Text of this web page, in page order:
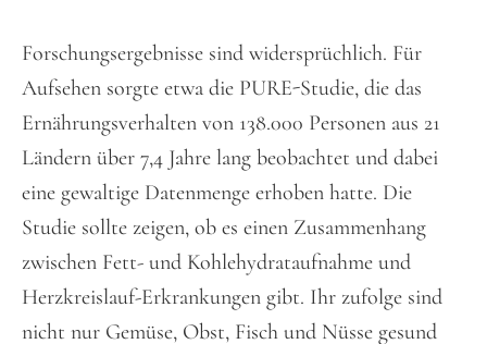
Forschungsergebnisse sind widersprüchlich. Für
Aufsehen sorgte etwa die PURE-Studie, die das
Ernährungsverhalten von 138.000 Personen aus 21
Ländern über 7,4 Jahre lang beobachtet und dabei
eine gewaltige Datenmenge erhoben hatte. Die
Studie sollte zeigen, ob es einen Zusammenhang
zwischen Fett- und Kohlehydrataufnahme und
Herzkreislauf-Erkrankungen gibt. Ihr zufolge sind
nicht nur Gemüse, Obst, Fisch und Nüsse gesund